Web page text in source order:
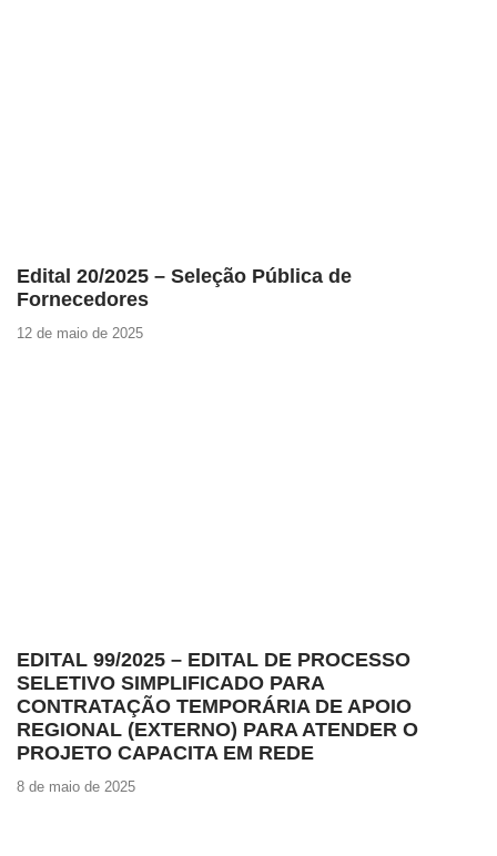
Edital 20/2025 – Seleção Pública de
Fornecedores
12 de maio de 2025
EDITAL 99/2025 – EDITAL DE PROCESSO
SELETIVO SIMPLIFICADO PARA
CONTRATAÇÃO TEMPORÁRIA DE APOIO
REGIONAL (EXTERNO) PARA ATENDER O
PROJETO CAPACITA EM REDE
8 de maio de 2025